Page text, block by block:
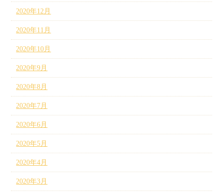
2020年12月
2020年11月
2020年10月
2020年9月
2020年8月
2020年7月
2020年6月
2020年5月
2020年4月
2020年3月